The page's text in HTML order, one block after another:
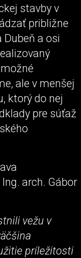
stavby v
približne
Dubeň a osi
ale v menšej
ktorý do nej
pre súťaž
arch. Gábor
vežu v
príležitosti